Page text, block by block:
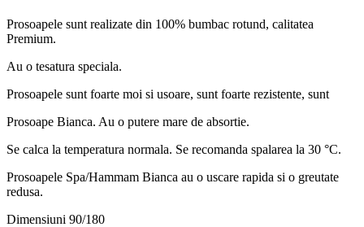
Prosoapele sunt realizate din 100% bumbac rotund, calitatea
Premium.
Au o tesatura speciala.
Prosoapele sunt foarte moi si usoare, sunt foarte rezistente, sunt
Prosoape Bianca. Au o putere mare de absortie.
Se calca la temperatura normala. Se recomanda spalarea la 30 °C.
Prosoapele Spa/Hammam Bianca au o uscare rapida si o greutate
redusa.
Dimensiuni 90/180